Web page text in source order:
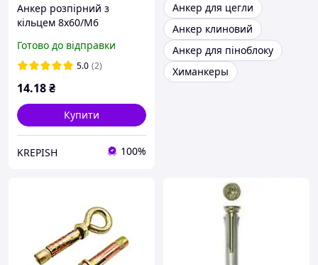
Анкер розпірний з
кільцем 8х60/М6
Готово до відправки
5.0 (2)
14.18₴
Купити
KREPISH 100%
Анкер для цегли
Анкер клиновий
Анкер для піноблоку
Химанкеры